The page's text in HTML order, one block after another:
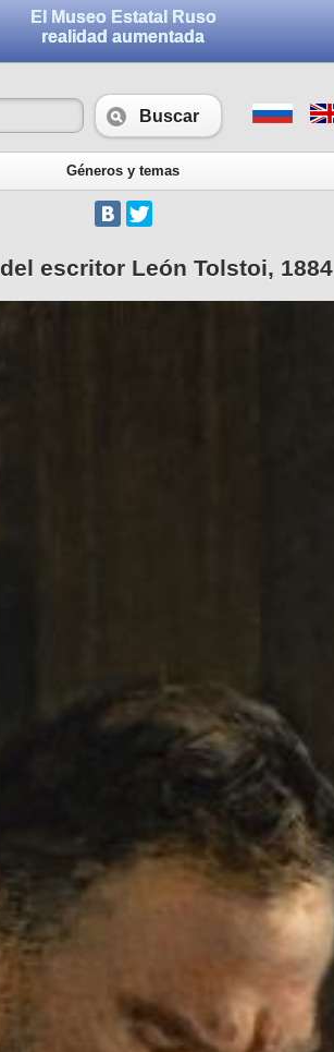
El Museo Estatal Ruso
realidad aumentada
Buscar
Géneros y temas
escritor León Tolstoi, 1884